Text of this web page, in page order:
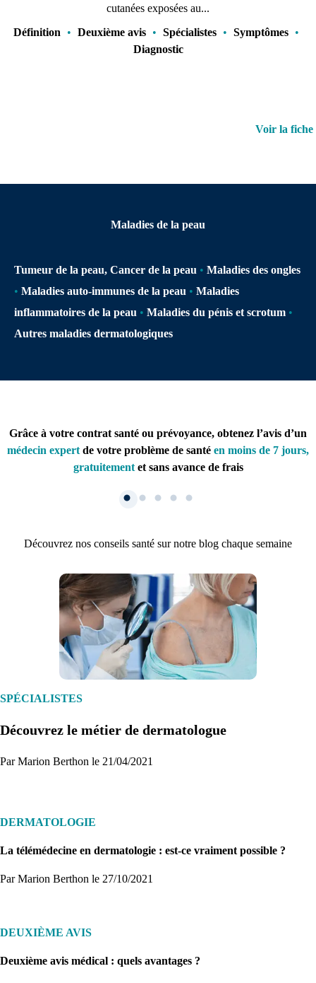
cutanées exposées au...
Définition
• Deuxième avis • Spécialistes • Symptômes •
Diagnostic
Voir la fiche
Maladies de la peau
Tumeur de la peau, Cancer de la peau • Maladies des ongles
• Maladies auto-immunes de la peau • Maladies
inflammatoires de la peau • Maladies du pénis et scrotum •
Autres maladies dermatologiques
Grâce à votre contrat santé ou prévoyance, obtenez l’avis d’un
médecin expertde votre problème de santé en moins de 7 jours,
gratuitementet sans avance de frais
1. Inscription
Créez un compte et récupérez votre dossier médical en parallèle
Je commence
Découvrez nos conseils santé sur notre blog chaque semaine
SPÉCIALISTES
Découvrez le métier de dermatologue
Par Marion Berthon le 21/04/2021
DERMATOLOGIE
La télémédecine en dermatologie : est-ce vraiment possible ?
Par Marion Berthon le 27/10/2021
DEUXIÈME AVIS
Deuxième avis médical : quels avantages ?